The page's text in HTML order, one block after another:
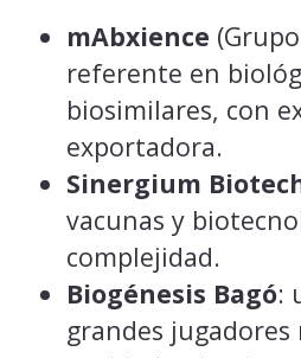
mAbxience
referente en
biosimilares, con
exportadora.
Sinergium
vacunas y
complejidad.
Biogénesis Bagó:
grandes jugadores